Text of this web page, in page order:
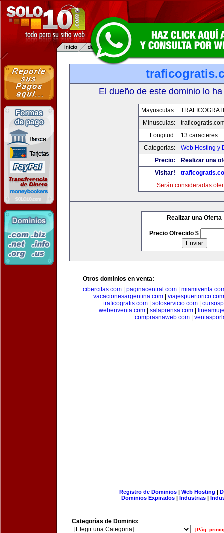
El dueño de este dominio lo
Mayusculas:
Minusculas:
Longitud:
13 caracteres
Categorias:
Web Hosting y
Precio:
Realizar una
Visitar!
Serán consideradas
Realizar una Oferta
Precio Ofrecido $
Otros dominios en venta:
cibercitas.com
paginacentral.com
vacacionesargentina.com
viajespuertorico.com
traficogratis.com| soloservicio.com|
webenventa.com
salaprensa.com
comprasnaweb.com
Registro de Dominios| Web Hosting |
Dominios Expirados | Industrias |
Categorías de Dominio:
[Pág.